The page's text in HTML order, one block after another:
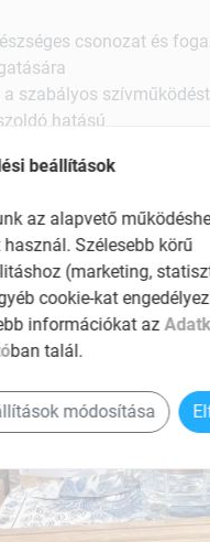
csonozat és
a szabályos szívműködést
hatású
beállítások
az alapvető
Szélesebb körű
(marketing,
cookie-kat
információkat az
ban talál.
módosítása